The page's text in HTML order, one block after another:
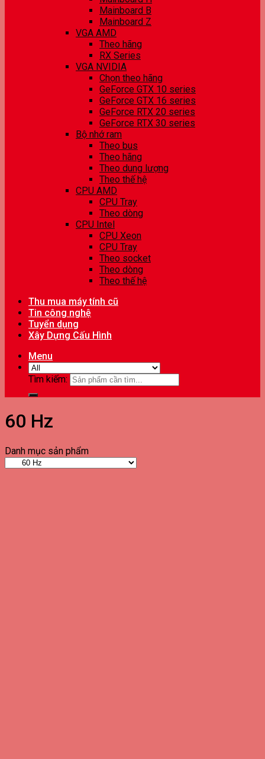
Mainboard B
Mainboard Z
VGA AMD
Theo hãng
RX Series
VGA NVIDIA
Chọn theo hãng
GeForce GTX 10 series
GeForce GTX 16 series
GeForce RTX 20 series
GeForce RTX 30 series
Bộ nhớ ram
Theo bus
Theo hãng
Theo dung lượng
Theo thế hệ
CPU AMD
CPU Tray
Theo dòng
CPU Intel
CPU Xeon
CPU Tray
Theo socket
Theo dòng
Theo thế hệ
Thu mua máy tính cũ
Tin công nghệ
Tuyển dụng
Xây Dựng Cấu Hình
Menu
Tìm kiếm:
60 Hz
Danh mục sản phẩm